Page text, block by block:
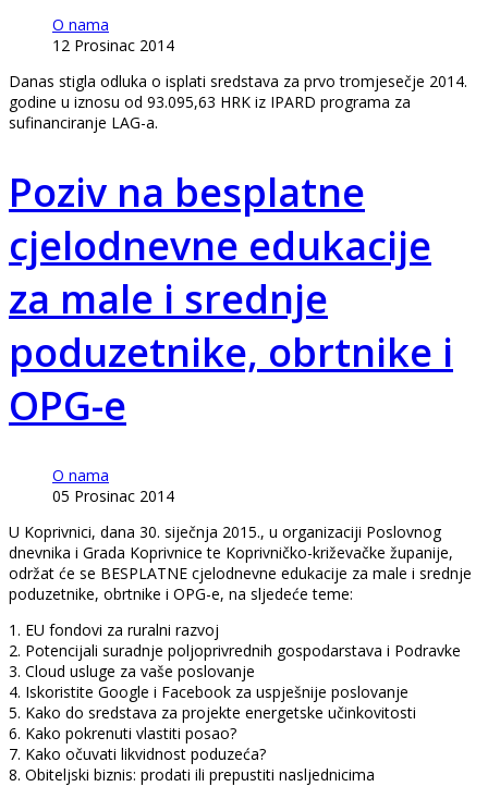
O nama
12 Prosinac 2014
Danas stigla odluka o isplati sredstava za prvo tromjesečje 2014.
godine u iznosu od 93.095,63 HRK iz IPARD programa za
sufinanciranje LAG-a.
Poziv na besplatne
cjelodnevne edukacije
za male i srednje
poduzetnike, obrtnike i
OPG-e
O nama
05 Prosinac 2014
U Koprivnici, dana 30. siječnja 2015., u organizaciji Poslovnog
dnevnika i Grada Koprivnice te Koprivničko-križevačke županije,
održat će se BESPLATNE cjelodnevne edukacije za male i srednje
poduzetnike, obrtnike i OPG-e, na sljedeće teme:
1. EU fondovi za ruralni razvoj
2. Potencijali suradnje poljoprivrednih gospodarstava i Podravke
3. Cloud usluge za vaše poslovanje
4. Iskoristite Google i Facebook za uspješnije poslovanje
5. Kako do sredstava za projekte energetske učinkovitosti
6. Kako pokrenuti vlastiti posao?
7. Kako očuvati likvidnost poduzeća?
8. Obiteljski biznis: prodati ili prepustiti nasljednicima